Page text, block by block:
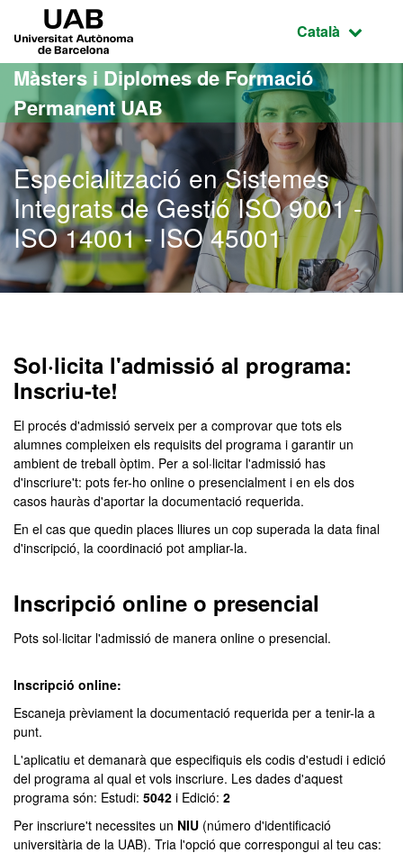
Ves al contingut principal
Ves a la navegació de la pàgina
Idioma
Català
Màsters i Diplomes de Formació
Permanent UAB
Especialització en Sistemes
Integrats de Gestió ISO 9001 -
ISO 14001 - ISO 45001
Sol·licita l'admissió al programa:
Inscriu-te!
El procés d'admissió serveix per a comprovar que tots els
alumnes compleixen els requisits del programa i garantir un
ambient de treball òptim. Per a sol·licitar l'admissió has
d'inscriure't: pots fer-ho online o presencialment i en els dos
casos hauràs d'aportar la documentació requerida.
En el cas que quedin places lliures un cop superada la data final
d'inscripció, la coordinació pot ampliar-la.
Inscripció online o presencial
Pots sol·licitar l'admissió de manera online o presencial.
Inscripció online:
Escaneja prèviament la documentació requerida per a tenir-la a
punt.
L'aplicatiu et demanarà que especifiquis els codis d'estudi i edició
del programa al qual et vols inscriure. Les dades d'aquest
programa són: Estudi: 5042 i Edició: 2
Per inscriure't necessites un NIU (número d'identificació
universitària de la UAB). Tria l'opció que correspongui al teu cas: